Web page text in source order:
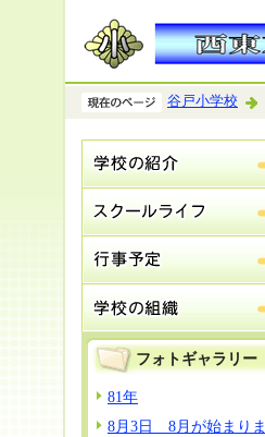
谷戸小学校
フォトギャラリー
81年
8月3日 8月が始まりま